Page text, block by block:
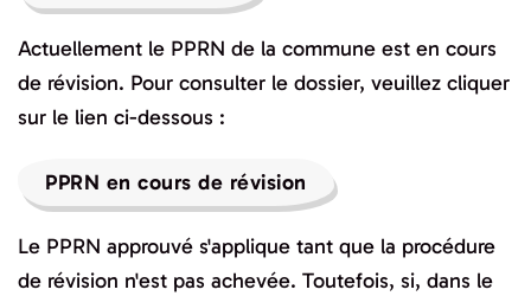
Actuellement le PPRN de la commune est en cours
de révision. Pour consulter le dossier, veuillez cliquer
sur le lien ci-dessous :
PPRN en cours de révision
Le PPRN approuvé s'applique tant que la procédure
de révision n'est pas achevée. Toutefois, si, dans le